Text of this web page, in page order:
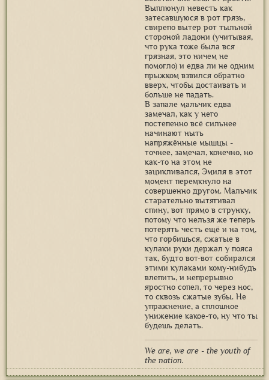
Выплюнул невесть как
затесавшуюся в рот грязь,
свирепо вытер рот тыльной
стороной ладони (учитывая,
что рука тоже была вся
грязная, это ничем не
помогло) и едва ли не одним
прыжком взвился обратно
вверх, чтобы достаивать и
больше не падать.
В запале мальчик едва
замечал, как у него
постепенно всё сильнее
начинают ныть
напряжённые мышцы -
точнее, замечал, конечно, но
как-то на этом не
зацикливался, Эмиля в этот
момент перемкнуло на
совершенно другом. Мальчик
старательно вытягивал
спину, вот прямо в струнку,
потому что нельзя же теперь
потерять честь ещё и на том,
что горбишься, сжатые в
кулаки руки держал у пояса
так, будто вот-вот собирался
этими кулаками кому-нибудь
влепить, и непрерывно
яростно сопел, то через нос,
то сквозь сжатые зубы. Не
упражнение, а сплошное
унижение какое-то, ну что ты
будешь делать.
We are, we are - the youth of
the nation.